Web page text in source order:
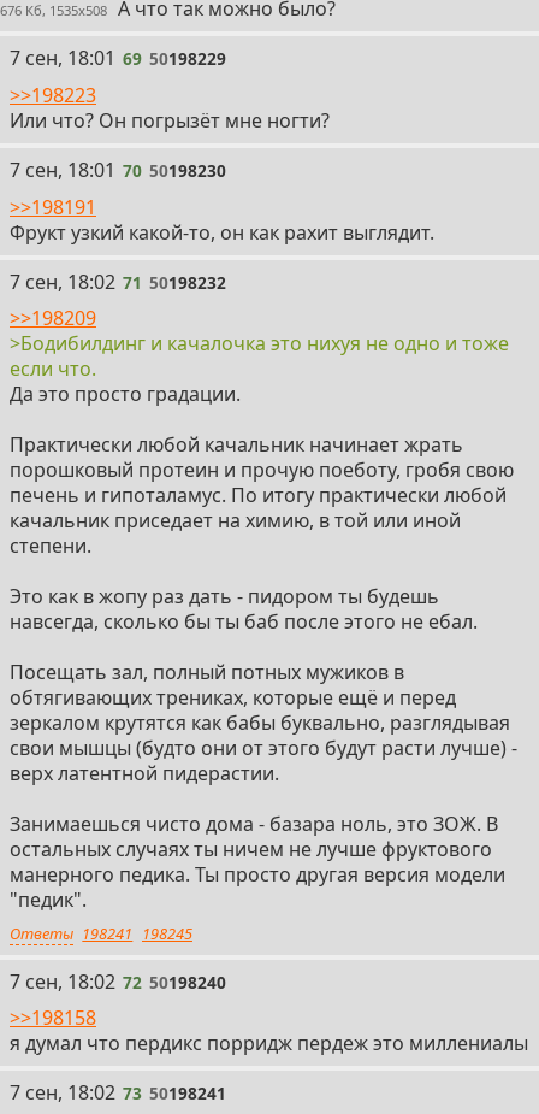
676 Кб, 1535x508 А что так можно было?
69
7 сен, 18:01 69 50198229
>>198223
Или что? Он погрызёт мне ногти?
70
7 сен, 18:01 70 50198230
>>198191
Фрукт узкий какой-то, он как рахит выглядит.
71
7 сен, 18:02 71 50198232
>>198209
>Бодибилдинг и качалочка это нихуя не одно и тоже
если что.
Да это просто градации.
Практически любой качальник начинает жрать
порошковый протеин и прочую поеботу, гробя свою
печень и гипоталамус. По итогу практически любой
качальник приседает на химию, в той или иной
степени.
Это как в жопу раз дать - пидором ты будешь
навсегда, сколько бы ты баб после этого не ебал.
Посещать зал, полный потных мужиков в
обтягивающих трениках, которые ещё и перед
зеркалом крутятся как бабы буквально, разглядывая
свои мышцы (будто они от этого будут расти лучше) -
верх латентной пидерастии.
Занимаешься чисто дома - базара ноль, это ЗОЖ. В
остальных случаях ты ничем не лучше фруктового
манерного педика. Ты просто другая версия модели
"педик".
Ответы 198241 198245
72
7 сен, 18:02 72 50198240
>>198158
я думал что пердикс порридж пердеж это миллениалы
73
7 сен, 18:02 73 50198241